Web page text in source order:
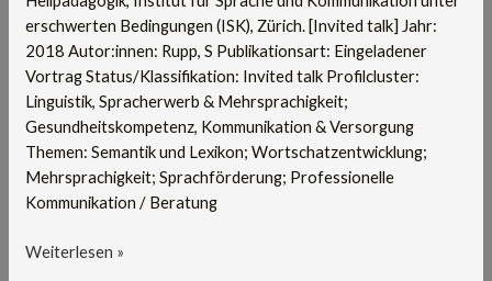
erschwerten Bedingungen (ISK), Zürich. [Invited talk] Jahr:
2018 Autor:innen: Rupp, S Publikationsart: Eingeladener
Vortrag Status/Klassifikation: Invited talk Profilcluster:
Linguistik, Spracherwerb & Mehrsprachigkeit;
Gesundheitskompetenz, Kommunikation & Versorgung
Themen: Semantik und Lexikon; Wortschatzentwicklung;
Mehrsprachigkeit; Sprachförderung; Professionelle
Kommunikation / Beratung
Weiterlesen »